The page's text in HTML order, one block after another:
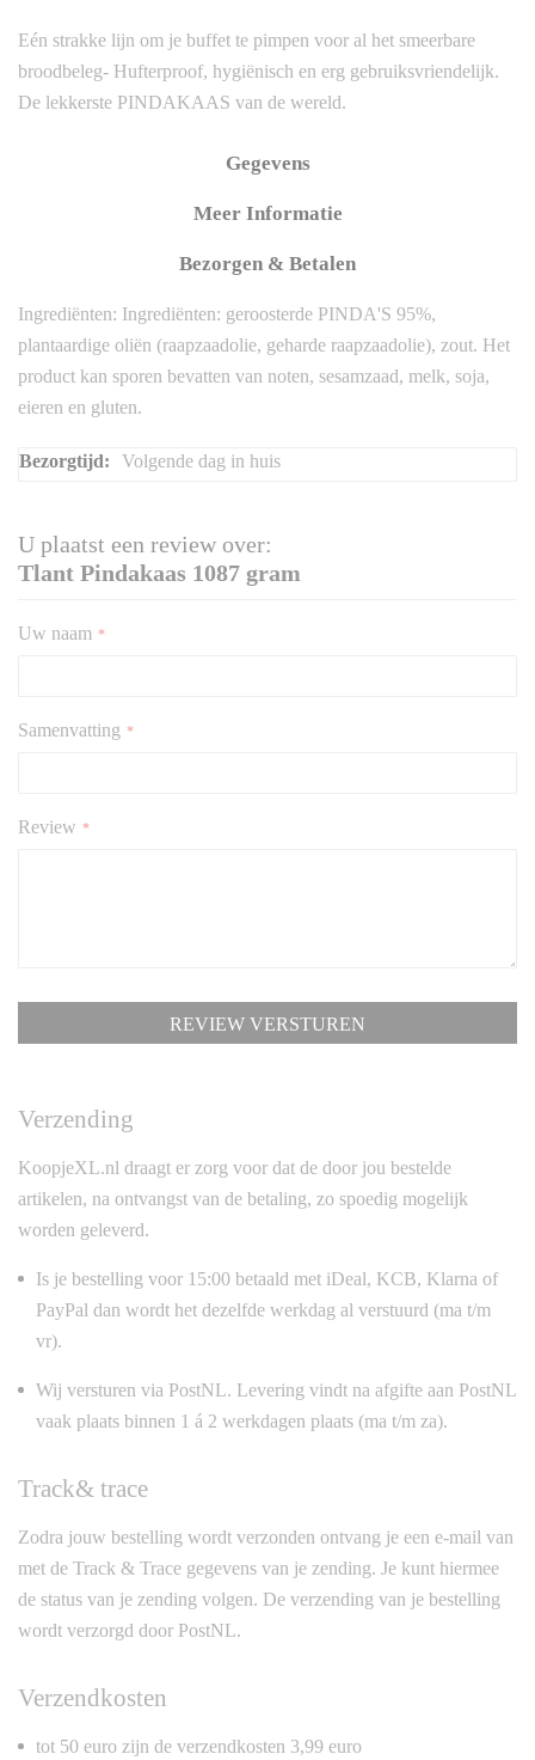
Eén strakke lijn om je buffet te pimpen voor al het smeerbare
broodbeleg- Hufterproof, hygiënisch en erg gebruiksvriendelijk.
De lekkerste PINDAKAAS van de wereld.
Gegevens
Meer Informatie
Bezorgen & Betalen
Ingrediënten: Ingrediënten: geroosterde PINDA'S 95%,
plantaardige oliën (raapzaadolie, geharde raapzaadolie), zout. Het
product kan sporen bevatten van noten, sesamzaad, melk, soja,
eieren en gluten.
Meer
Volgende dag in huis
U plaatst een review over:
Tlant Pindakaas 1087 gram
Uw naam
Samenvatting
Review
REVIEW VERSTUREN
Verzending
KoopjeXL.nl draagt er zorg voor dat de door jou bestelde
artikelen, na ontvangst van de betaling, zo spoedig mogelijk
worden geleverd.
Is je bestelling voor 15:00 betaald met iDeal, KCB, Klarna of
PayPal dan wordt het dezelfde werkdag al verstuurd (ma t/m
vr).
Wij versturen via PostNL. Levering vindt na afgifte aan PostNL
vaak plaats binnen 1 á 2 werkdagen plaats (ma t/m za).
Track& trace
Zodra jouw bestelling wordt verzonden ontvang je een e-mail van
met de Track & Trace gegevens van je zending. Je kunt hiermee
de status van je zending volgen. De verzending van je bestelling
wordt verzorgd door PostNL.
Verzendkosten
tot 50 euro zijn de verzendkosten 3,99 euro